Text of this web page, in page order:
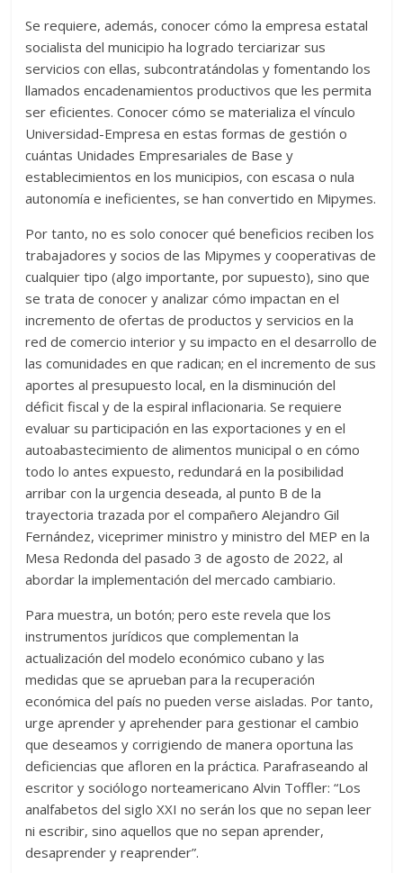
Se requiere, además, conocer cómo la empresa estatal
socialista del municipio ha logrado terciarizar sus
servicios con ellas, subcontratándolas y fomentando los
llamados encadenamientos productivos que les permita
ser eficientes. Conocer cómo se materializa el vínculo
Universidad-Empresa en estas formas de gestión o
cuántas Unidades Empresariales de Base y
establecimientos en los municipios, con escasa o nula
autonomía e ineficientes, se han convertido en Mipymes.
Por tanto, no es solo conocer qué beneficios reciben los
trabajadores y socios de las Mipymes y cooperativas de
cualquier tipo (algo importante, por supuesto), sino que
se trata de conocer y analizar cómo impactan en el
incremento de ofertas de productos y servicios en la
red de comercio interior y su impacto en el desarrollo de
las comunidades en que radican; en el incremento de sus
aportes al presupuesto local, en la disminución del
déficit fiscal y de la espiral inflacionaria. Se requiere
evaluar su participación en las exportaciones y en el
autoabastecimiento de alimentos municipal o en cómo
todo lo antes expuesto, redundará en la posibilidad
arribar con la urgencia deseada, al punto B de la
trayectoria trazada por el compañero Alejandro Gil
Fernández, viceprimer ministro y ministro del MEP en la
Mesa Redonda del pasado 3 de agosto de 2022, al
abordar la implementación del mercado cambiario.
Para muestra, un botón; pero este revela que los
instrumentos jurídicos que complementan la
actualización del modelo económico cubano y las
medidas que se aprueban para la recuperación
económica del país no pueden verse aisladas. Por tanto,
urge aprender y aprehender para gestionar el cambio
que deseamos y corrigiendo de manera oportuna las
deficiencias que afloren en la práctica. Parafraseando al
escritor y sociólogo norteamericano Alvin Toffler: “Los
analfabetos del siglo XXI no serán los que no sepan leer
ni escribir, sino aquellos que no sepan aprender,
desaprender y reaprender”.